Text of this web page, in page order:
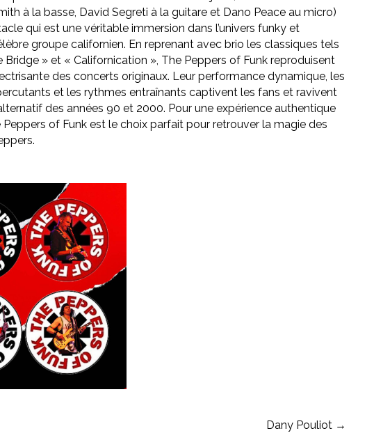
à la basse, David Segreti à la guitare et Dano Peace au micro)
qui est une véritable immersion dans l’univers funky et
groupe californien. En reprenant avec brio les classiques tels
Bridge » et « Californication », The Peppers of Funk reproduisent
des concerts originaux. Leur performance dynamique, les
et les rythmes entraînants captivent les fans et ravivent
des années 90 et 2000. Pour une expérience authentique
of Funk est le choix parfait pour retrouver la magie des
Dany Pouliot →